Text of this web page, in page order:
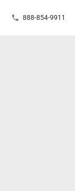
888-854-9911